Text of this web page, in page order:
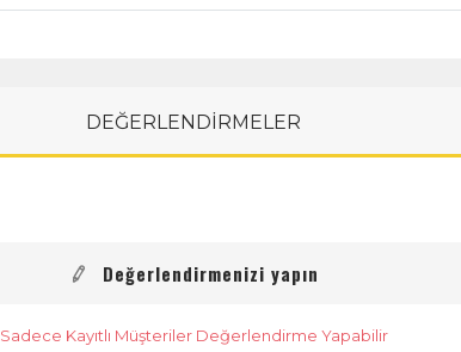
DEĞERLENDİRMELER
Değerlendirmenizi yapın
Sadece Kayıtlı Müşteriler Değerlendirme Yapabilir